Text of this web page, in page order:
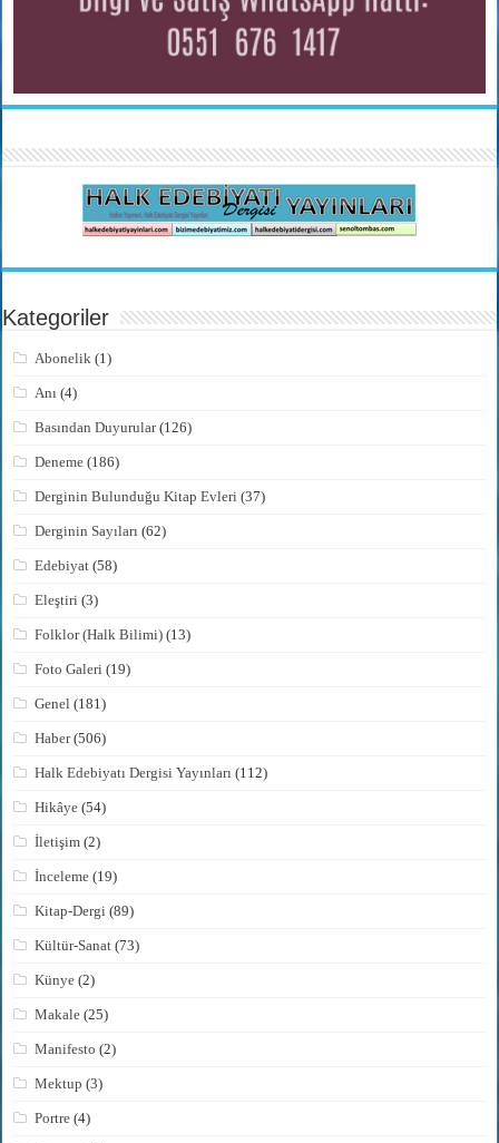
Kategoriler
Abonelik (1)
Anı (4)
Basından Duyurular(126)
Deneme (186)
Derginin Bulunduğu Kitap Evleri (37)
Derginin Sayıları (62)
Edebiyat (58)
Eleştiri (3)
Folklor (Halk Bilimi) (13)
Foto Galeri (19)
Genel (181)
Haber(506)
Halk Edebiyatı Dergisi Yayınları (112)
Hikâye (54)
İletişim (2)
İnceleme (19)
Kitap-Dergi (89)
Kültür-Sanat (73)
Künye (2)
Makale (25)
Manifesto (2)
Mektup (3)
Portre (4)